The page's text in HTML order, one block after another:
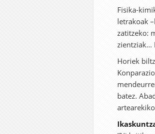
Fisika-
letrakoak
zatitzeko:
zientziak…
Horiek
batez.